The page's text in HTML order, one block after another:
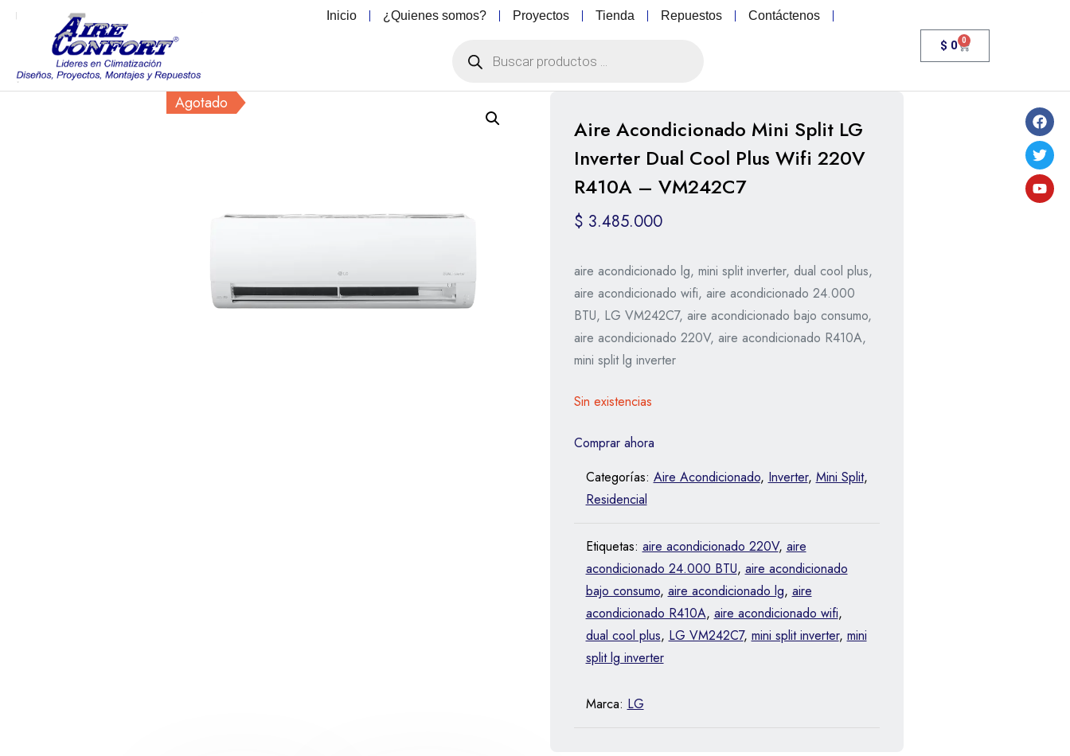
Inicio ¿Quienes somos? Proyectos Tienda Repuestos Contáctenos
$ 0 0
Agotado
Aire Acondicionado Mini Split LG
Inverter Dual Cool Plus Wifi 220V
R410A – VM242C7
$ 3.485.000
aire acondicionado lg, mini split inverter, dual cool plus,
aire acondicionado wifi, aire acondicionado 24.000
BTU, LG VM242C7, aire acondicionado bajo consumo,
aire acondicionado 220V, aire acondicionado R410A,
mini split lg inverter
Sin existencias
Comprar ahora
Categorías: Aire Acondicionado, Inverter, Mini Split,
Residencial
Etiquetas: aire acondicionado 220V, aire
acondicionado 24.000 BTU, aire acondicionado
bajo consumo, aire acondicionado lg, aire
acondicionado R410A, aire acondicionado wifi,
dual cool plus, LG VM242C7, mini split inverter, mini
split lg inverter
Marca: LG